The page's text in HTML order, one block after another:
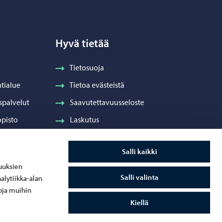
alan
muihin
Salli kaikki
Salli valinta
Kiellä
Hyvä tietää
Tietosuoja
Tietoa evästeistä
Saavutettavuusseloste
Laskutus